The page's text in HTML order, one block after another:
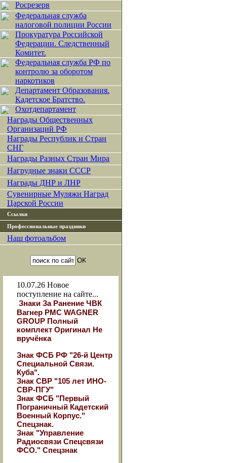
Росрезерв
Федеральная служба
налоговой полиции России
Прокуратура Российской
Федерации. Следственный
Комитет.
Федеральная служба РФ по
контролю за оборотом
наркотиков
Департамент Образования.
Кадетское Братство.
Охотдепартамент
Награды Общественных
Организаций РФ
Награды Республик и Стран
СНГ
Награды Разных Стран Мира
Нагрудные знаки СССР
Награды ДНР и ЛНР
Сувенирные Муляжи Наград
Царской России
Ссылки
Профессиональные праздники
Наш фотоальбом
10.07.26 Новое
поступление на сайте...
Знаки За Ранение ЧВК
Вагнер РМС WAGNER
GROUP Полный
комплект Оригинал Не
вручёнка
Знак ФСБ РФ "26-й Центр
Специальной Связи.
Куба".
Знак СВР "105 лет ИНО-
СВР-ПГУ"
Знак ФСБ "Первый
Пограничный Кадетский
Военный Корпус."
Спецзнак.
Знак "Управление
Радиосвязи Спецсвязи
ФСО." Спецзнак